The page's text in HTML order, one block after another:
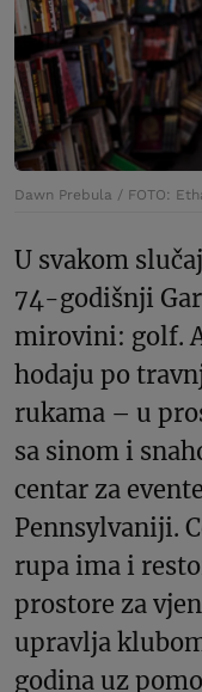
Dawn Prebula / FOTO:
U svakom
74-godišnji
mirovini: golf.
hodaju po
rukama – u
sa sinom i
centar za evente
Pennsylvaniji.
rupa ima i
prostore za
upravlja
godina uz